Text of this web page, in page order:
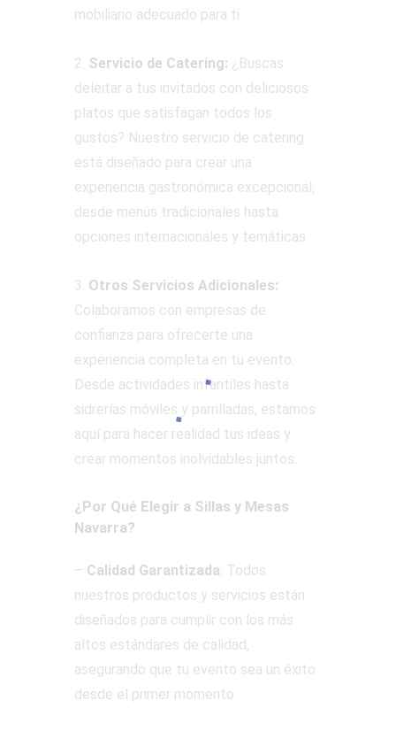
mobiliario adecuado para ti.
2. Servicio de Catering: ¿Buscas
deleitar a tus invitados con deliciosos
platos que satisfagan todos los
gustos? Nuestro servicio de catering
está diseñado para crear una
experiencia gastronómica excepcional,
desde menús tradicionales hasta
opciones internacionales y temáticas.
3. Otros Servicios Adicionales:
Colaboramos con empresas de
confianza para ofrecerte una
experiencia completa en tu evento.
Desde actividades infantiles hasta
sidrerías móviles y parrilladas, estamos
aquí para hacer realidad tus ideas y
crear momentos inolvidables juntos.
¿Por Qué Elegir a Sillas y Mesas
Navarra?
– Calidad Garantizada: Todos
nuestros productos y servicios están
diseñados para cumplir con los más
altos estándares de calidad,
asegurando que tu evento sea un éxito
desde el primer momento.